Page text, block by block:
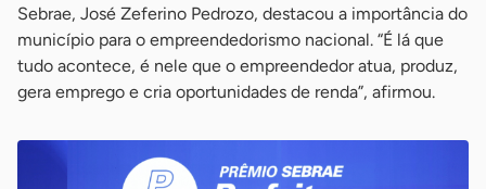
Sebrae, José Zeferino Pedrozo, destacou a importância do
município para o empreendedorismo nacional. “É lá que
tudo acontece, é nele que o empreendedor atua, produz,
gera emprego e cria oportunidades de renda”, afirmou.